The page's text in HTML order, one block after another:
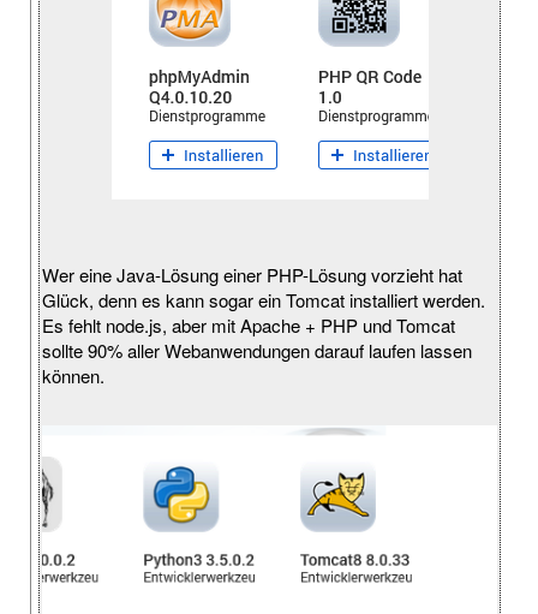
Wer eine Java-Lösung einer PHP-Lösung vorzieht hat
Glück, denn es kann sogar ein Tomcat installiert werden.
Es fehlt node.js, aber mit Apache + PHP und Tomcat
sollte 90% aller Webanwendungen darauf laufen lassen
können.